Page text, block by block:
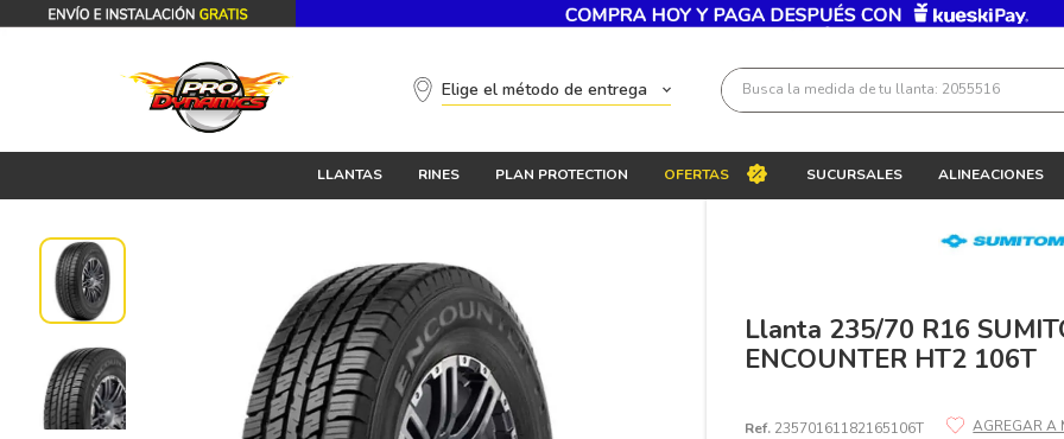
Elige el método de entrega Busca la medida de tu llanta: 2055516
LLANTAS RINES PLAN PROTECTION OFERTAS SUCURSALES ALINEACIONES
Llanta 235/70 R16
ENCOUNTER HT2 106T
Ref. 23570161182165106T
Términos más buscados